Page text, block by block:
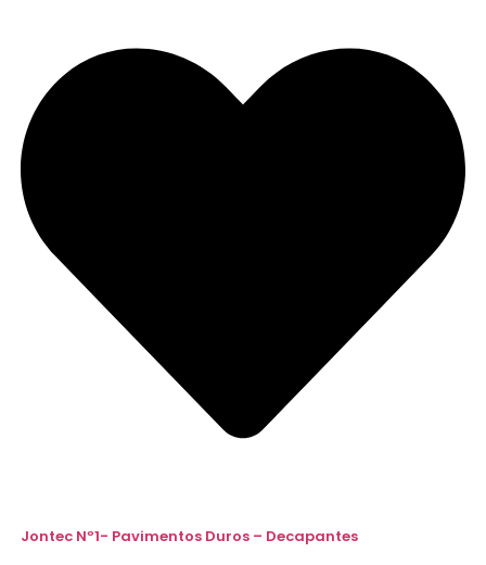
Jontec Nº1- Pavimentos Duros – Decapantes